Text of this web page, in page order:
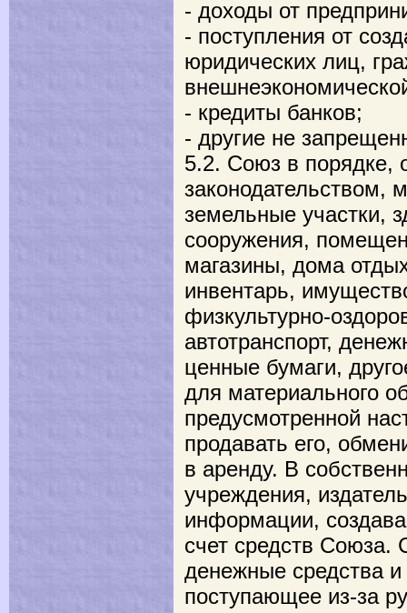
- доходы от
- поступления от
юридических лиц,
- кредиты банков;
- другие не
5.2. Союз в порядке,
законодательством,
земельные участки,
сооружения,
магазины, дома
инвентарь,
физкультурно-
автотранспорт,
ценные бумаги,
для материального
предусмотренной
продавать его,
в аренду. В
учреждения,
информации,
счет средств Союза.
денежные средства
поступающее из-за